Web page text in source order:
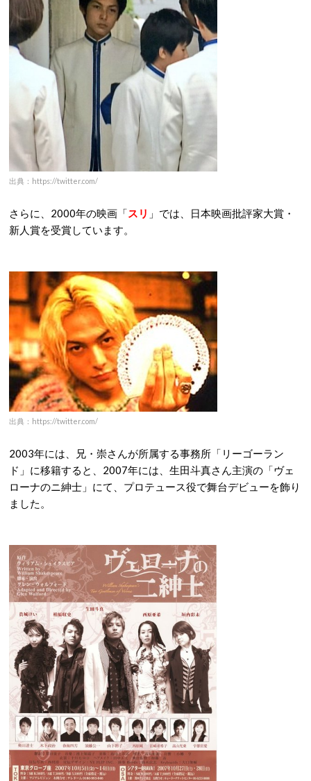
出典：https://twitter.com/
さらに、2000年の映画「スリ 」では、日本映画批評家大賞・
新人賞を受賞しています。
出典：https://twitter.com/
2003年には、兄・崇さんが所属する事務所「リーゴーラン
ド」に移籍すると、2007年には、生田斗真さん主演の「ヴェ
ローナのニ紳士」にて、プロテュース役で舞台デビューを飾り
ました。